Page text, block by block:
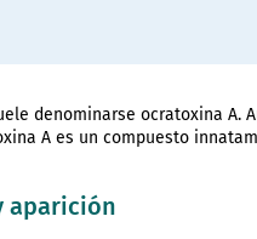
denominarse ocratoxina A.
A es un compuesto
aparición